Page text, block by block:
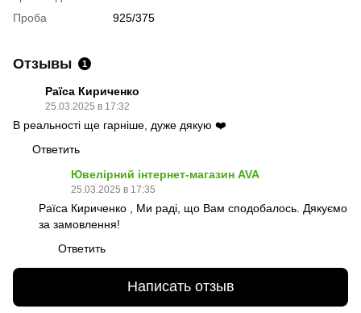
Проба 925/375
Отзывы 1
Раїса Кириченко
25.03.2025 в 17:32
В реальності ще гарніше, дуже дякую ❤️
Ответить
Ювелірний інтернет-магазин AVA
25.03.2025 в 17:35
Раїса Кириченко , Ми раді, що Вам сподобалось. Дякуємо
за замовлення!
Ответить
Написать отзыв